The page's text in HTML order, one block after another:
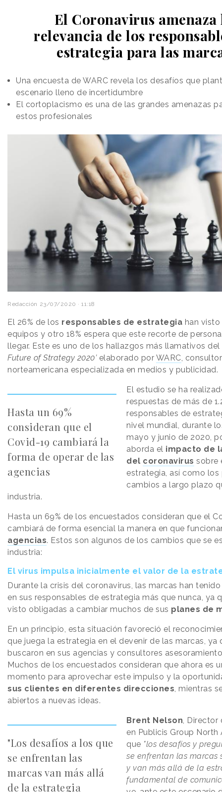
El Coronavirus amenaza
relevancia de los
estrategia para las
Una encuesta de WARC revela los desafíos que
escenario lleno de incertidumbre
El cortoplacismo es una de las grandes amenazas
estos profesionales
Redacción 23/07/2020 · 11:18
El 26% de los responsables de estrategia han visto
equipos y otro 18% espera que este recorte de
llegar. Este es uno de los hallazgos más llamativos
Future of Strategy 2020’elaborado por WARC,
norteamericana especializada en medios y publicidad.
Hasta un 69%
consideran que el
Covid-19 cambiará la
forma de operar de las
agencias
El estudio se ha
respuestas de más de
responsables de
nivel mundial, durante
mayo y junio de 2020,
aborda el impacto de
del coronavirus sobre
estrategia, así como los
cambios a largo plazo
industria.
Hasta un 69% de los encuestados consideran que el
cambiará de forma esencial la manera en que
agencias. Estos son algunos de los cambios que se
industria:
El virus impulsa inicialmente el valor de la
Durante la crisis del coronavirus, las marcas han
en sus responsables de estrategia más que nunca, ya
visto obligadas a cambiar muchos de sus planes de
En un principio, esta situación favoreció el
que juega la estrategia en el devenir de las marcas, ya
buscaron en sus agencias y consultores
Muchos de los encuestados consideran que ahora es
momento para aprovechar este impulso y la
sus clientes en diferentes direcciones, mientras
abiertos a nuevas ideas.
"Los desafíos a los que
se enfrentan las
marcas van más allá
de la estrategia
Brent Nelson, Director
en Publicis Group North
que "los desafíos y
se enfrentan las marcas
y van más allá de la
fundamental de